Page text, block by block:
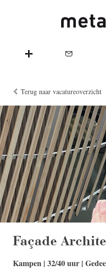
Terug naar vacatureoverzicht
Façade
Kampen | 32/40 uur |